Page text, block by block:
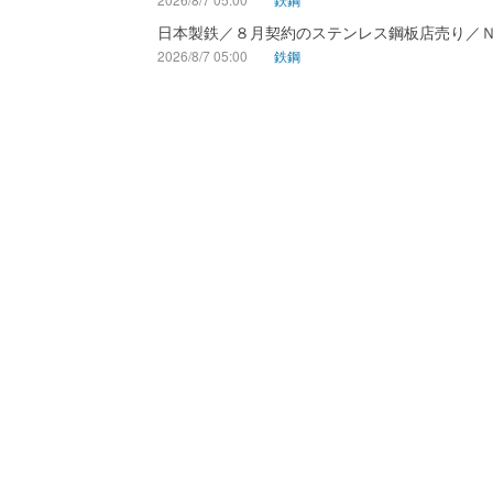
日本製鉄／８月契約のステンレス鋼板店売り／
2026/8/7 05:00 鉄鋼